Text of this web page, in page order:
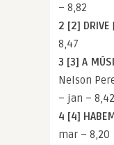
– 8,82
2 [2] DRIVE
8,47
3 [3] A
Nelson
– jan – 8,42
4 [4]
mar – 8,20